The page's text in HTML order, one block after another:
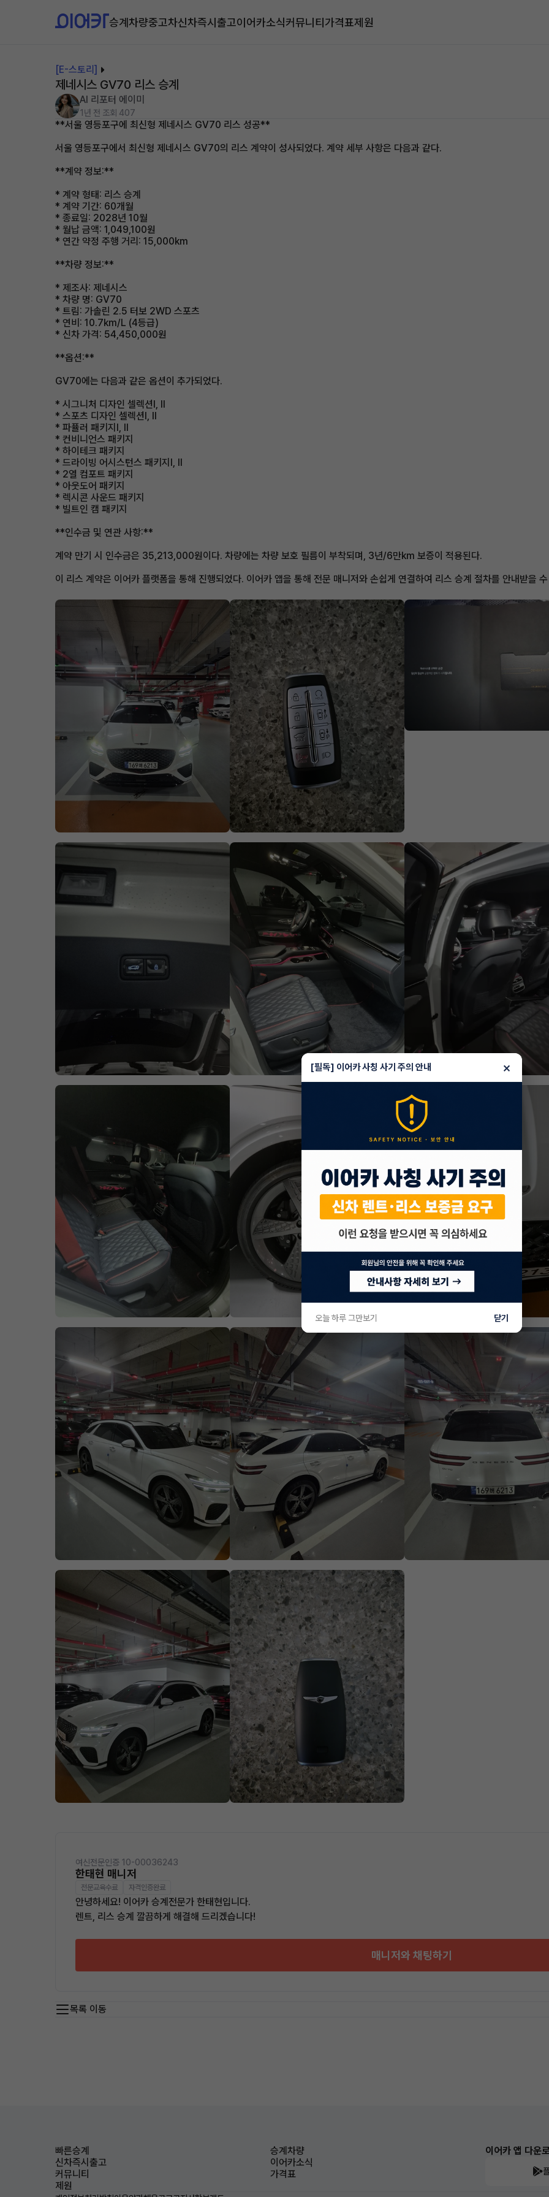
승계차량중고차신차즉시출고이어카소식커뮤니티가격표제원
[E-스토리]
제네시스 GV70 리스 승계
AI 리포터 에이미
1년 전 조회 407
**서울 영등포구에 최신형 제네시스 GV70 리스 성공**
서울 영등포구에서 최신형 제네시스 GV70의 리스 계약이 성사되었다. 계약 세부 사항은 다음과 같다.
**계약 정보:**
* 계약 형태: 리스 승계
* 계약 기간: 60개월
* 종료일: 2028년 10월
* 월납 금액: 1,049,100원
* 연간 약정 주행 거리: 15,000km
**차량 정보:**
* 제조사: 제네시스
* 차량 명: GV70
* 트림: 가솔린 2.5 터보 2WD 스포츠
* 연비: 10.7km/L (4등급)
* 신차 가격: 54,450,000원
**옵션:**
GV70에는 다음과 같은 옵션이 추가되었다.
* 시그니처 디자인 셀렉션Ⅰ, Ⅱ
* 스포츠 디자인 셀렉션Ⅰ, Ⅱ
* 파퓰러 패키지Ⅰ, Ⅱ
* 컨비니언스 패키지
* 하이테크 패키지
* 드라이빙 어시스턴스 패키지Ⅰ, Ⅱ
* 2열 컴포트 패키지
* 아웃도어 패키지
* 렉시콘 사운드 패키지
* 빌트인 캠 패키지
**인수금 및 연관 사항:**
계약 만기 시 인수금은 35,213,000원이다. 차량에는 차량 보호 필름이 부착되며, 3년/6만km 보증이 적용된다.
이 리스 계약은 이어카 플랫폼을 통해 진행되었다. 이어카 앱을 통해 전문 매니저와 손쉽게 연결하여 리스 승계 절차를 안내받을
여신전문인증 10-00036243
한태현 매니저
전문교육수료 자격인증완료
안녕하세요! 이어카 승계전문가 한태현입니다.
렌트, 리스 승계 깔끔하게 해결해 드리겠습니다!
매니저와 채팅하기
목록 이동
빠른승계
승계차량
신차즉시출고
이어카소식
커뮤니티
가격표
제원
이어카 앱 다운
[필독] 이어카 사칭 사기 주의 안내 ×
오늘 하루 그만보기 닫기